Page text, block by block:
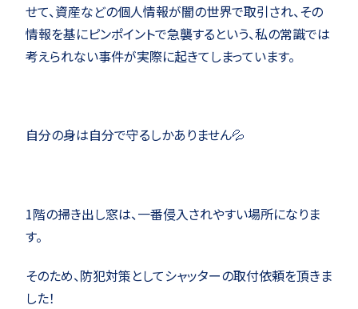
せて、資産などの個人情報が闇の世界で取引され、その
情報を基にピンポイントで急襲するという、私の常識では
考えられない事件が実際に起きてしまっています。
自分の身は自分で守るしかありません💦
1階の掃き出し窓は、一番侵入されやすい場所になりま
す。
そのため、防犯対策としてシャッターの取付依頼を頂きま
した！